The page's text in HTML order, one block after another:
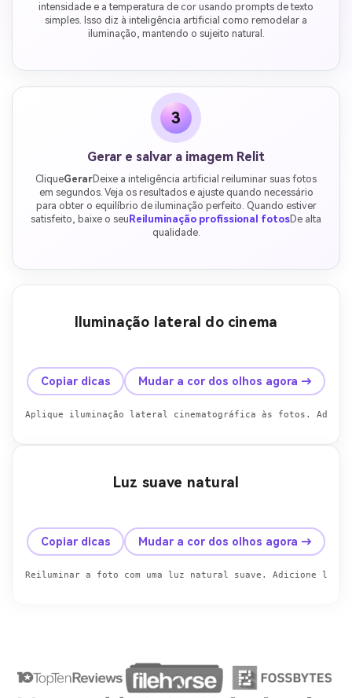
intensidade e a temperatura de cor usando prompts de texto
simples. Isso diz à inteligência artificial como remodelar a
iluminação, mantendo o sujeito natural.
3
Gerar e salvar a imagem Relit
CliqueGerarDeixe a inteligência artificial reiluminar suas fotos
em segundos. Veja os resultados e ajuste quando necessário
para obter o equilíbrio de iluminação perfeito. Quando estiver
satisfeito, baixe o seu Reiluminação profissional fotosDe alta
qualidade.
Iluminação lateral do cinema
Antes Depois
Copiar dicas Mudar a cor dos olhos agora →
Aplique iluminação lateral cinematográfica às fotos.
Luz suave natural
Antes Depois
Copiar dicas Mudar a cor dos olhos agora →
Reiluminar a foto com uma luz natural suave. Adicione luz